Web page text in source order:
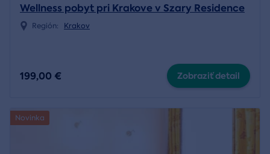
Wellness pobyt pri Krakove v Szary Residence
Región: Krakov
199,00 € Zobraziť detail
Novinka